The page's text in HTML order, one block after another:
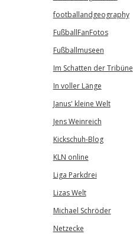
footballandgeography
FußballFanFotos
Fußballmuseen
Im Schatten der Tribüne
In voller Länge
Janus' kleine Welt
Jens Weinreich
Kickschuh-Blog
KLN online
Liga Parkdrei
Lizas Welt
Michael Schröder
Netzecke